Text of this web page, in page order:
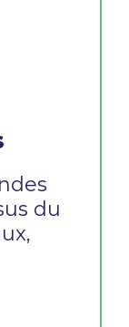
du